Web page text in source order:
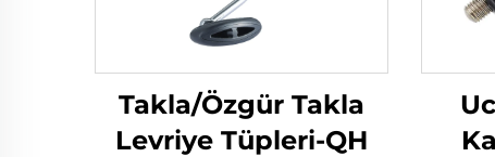
Takla/Özgür Takla
Levriye Tüpleri-QH